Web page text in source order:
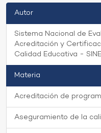
Autor
Sistema Nacional de
Acreditación y
Calidad Educativa -
Materia
Acreditación de
Aseguramiento de la